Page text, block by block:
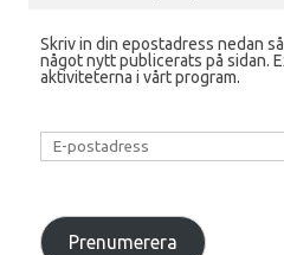
Skriv in din epostadress nedan
något nytt publicerats på sidan.
aktiviteterna i vårt program.
E-
postadress
Prenumerera